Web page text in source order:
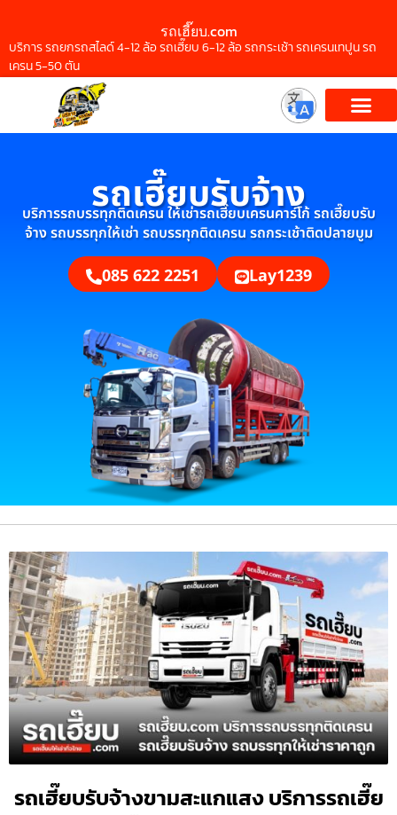
รถเฮี๊ยบ.com
บริการ รถยกรถสไลด์ 4-12 ล้อ รถเฮี๊ยบ 6-12 ล้อ รถกระเช้า รถเครนเทปูน รถ
เครน 5-50 ตัน
รถเฮี๊ยบรับจ้าง
บริการรถบรรทุกติดเครน ให้เช่ารถเฮี๊ยบเครนคาร์โก้ รถเฮี๊ยบรับ
จ้าง รถบรรทุกให้เช่า รถบรรทุกติดเครน รถกระเช้าติดปลายบูม
085 622 2251 Lay1239
รถเฮี๊ยบรับจ้างขามสะแกแสง บริการรถเฮี๊ย